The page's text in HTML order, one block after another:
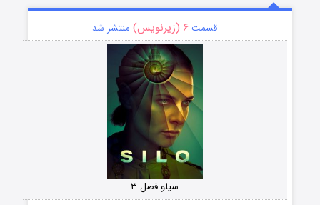
قسمت ۶ (زیرنویس) منتشر شد
سیلو فصل ۳